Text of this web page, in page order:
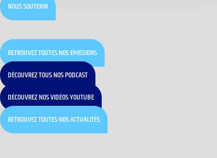
NOUS SOUTENIR
RETROUVEZ TOUTES NOS ÉMISSIONS
DÉCOUVREZ TOUS NOS PODCAST
DÉCOUVREZ NOS VIDÉOS YOUTUBE
RETROUVEZ TOUTES NOS ACTUALITÉS